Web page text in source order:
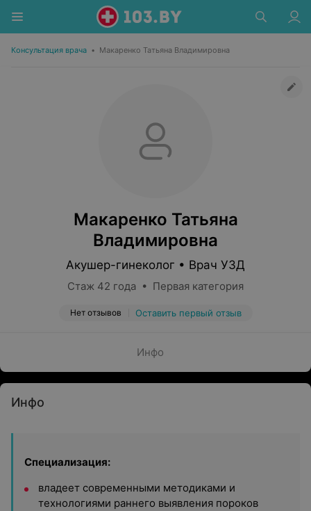
Консультация врача • Макаренко Татьяна Владимировна
Макаренко Татьяна
Владимировна
Акушер-гинеколог • Врач УЗД
Стаж 42 года • Первая категория
Нет отзывов Оставить первый отзыв
Инфо
Инфо
Специализация:
владеет современными методиками и
технологиями раннего выявления пороков